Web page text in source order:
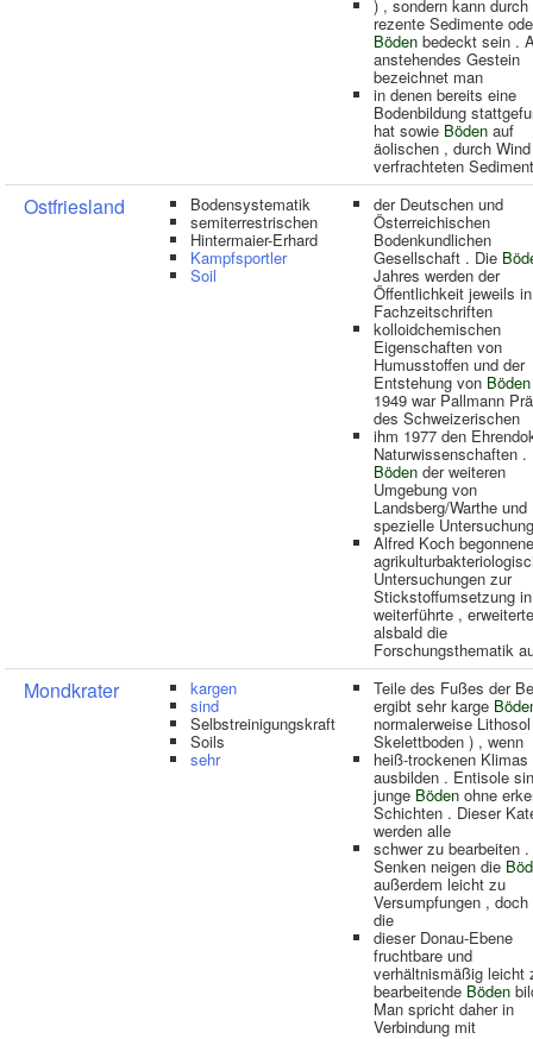
) , sondern kann durch
rezente Sedimente
Böden bedeckt sein .
anstehendes Gestein
bezeichnet man
in denen bereits eine
Bodenbildung
hat sowie Böden auf
äolischen , durch Wind
verfrachteten
Ostfriesland Bodensystematik
semiterrestrischen
Hintermaier-Erhard
Kampfsportler
Soil
der Deutschen und
Österreichischen
Bodenkundlichen
Gesellschaft . Die
Jahres werden der
Öffentlichkeit jeweils in
Fachzeitschriften
kolloidchemischen
Eigenschaften von
Humusstoffen und der
Entstehung von Böden
1949 war Pallmann
des Schweizerischen
ihm 1977 den
Naturwissenschaften .
Böden der weiteren
Umgebung von
Landsberg/Warthe und
spezielle
Alfred Koch
Untersuchungen zur
Stickstoffumsetzung
weiterführte ,
alsbald die
Forschungsthematik
Mondkrater kargen
sind
Selbstreinigungskraft
Soils
sehr
Teile des Fußes der
ergibt sehr karge
normalerweise
Skelettboden ) , wenn
heiß-trockenen Klimas
ausbilden . Entisole
junge Böden ohne
Schichten . Dieser
werden alle
schwer zu bearbeiten
Senken neigen die
außerdem leicht zu
Versumpfungen ,
die
dieser Donau-Ebene
fruchtbare und
verhältnismäßig leicht
bearbeitende Böden
Man spricht daher in
Verbindung mit